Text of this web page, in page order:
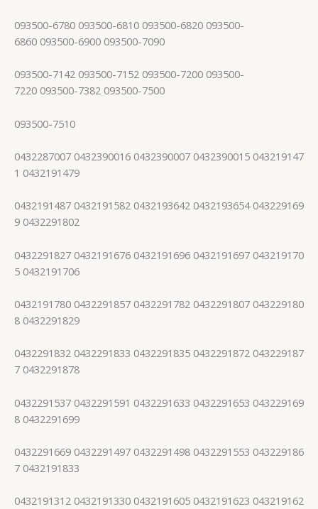
093500-6780 093500-6810 093500-6820 093500-
6860 093500-6900 093500-7090
093500-7142 093500-7152 093500-7200 093500-
7220 093500-7382 093500-7500
093500-7510
0432287007 0432390016 0432390007 0432390015 043219147
1 0432191479
0432191487 0432191582 0432193642 0432193654 043229169
9 0432291802
0432291827 0432191676 0432191696 0432191697 043219170
5 0432191706
0432191780 0432291857 0432291782 0432291807 043229180
8 0432291829
0432291832 0432291833 0432291835 0432291872 043229187
7 0432291878
0432291537 0432291591 0432291633 0432291653 043229169
8 0432291699
0432291669 0432291497 0432291498 0432291553 043229186
7 0432191833
0432191312 0432191330 0432191605 0432191623 043219162